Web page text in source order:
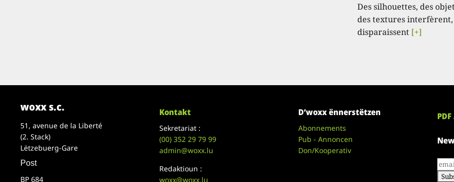
Des silhouettes, des
des textures interfèrent,
disparaissent [+]
woxx s.c.
51, avenue de la Liberté
(2. Stack)
Lëtzebuerg-Gare
Post
BP 684
Kontakt
Sekretariat :
(00)352 29 79 99
admin@woxx.lu
Redaktioun :
woxx@woxx.lu
D’woxx ënnerstëtzen
Abonnements
Pub - Annoncen
Don/Kooperativ